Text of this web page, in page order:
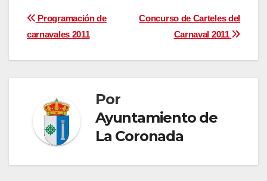
Navegación
de
Concurso de Carteles del
Carnaval 2011
Programación de
carnavales 2011
Por
Ayuntamiento de
La Coronada